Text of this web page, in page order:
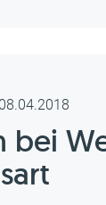
bei